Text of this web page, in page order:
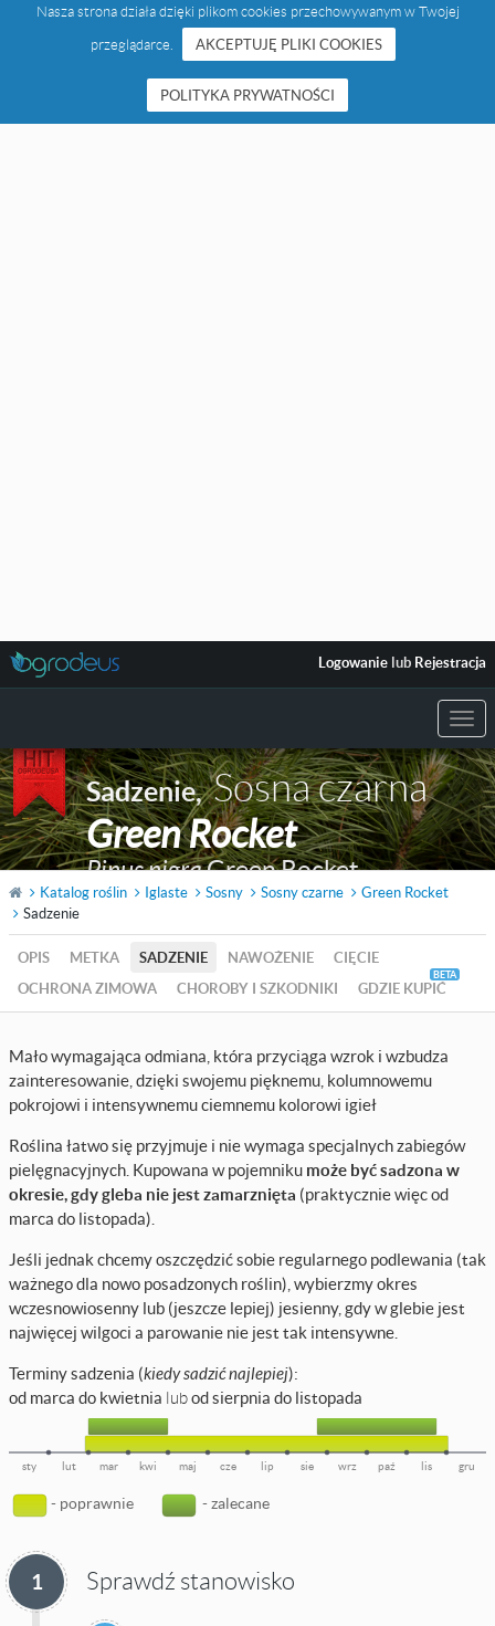
Nasza strona działa dzięki plikom cookies przechowywanym w Twojej
przeglądarce.
AKCEPTUJĘ PLIKI COOKIES
POLITYKA PRYWATNOŚCI
Logowanie lub Rejestracja
Sadzenie,Sosna czarna
Green Rocket
Pinus nigraGreen Rocket
Katalog roślin Iglaste Sosny Sosny czarne
Green Rocket
Sadzenie
OPIS METKA SADZENIE NAWOŻENIE
CIĘCIE
OCHRONA ZIMOWA
CHOROBY I SZKODNIKI GDZIE KUPIĆ
Mało wymagająca odmiana, która przyciąga wzrok i wzbudza
zainteresowanie, dzięki swojemu pięknemu, kolumnowemu
pokrojowi i intensywnemu ciemnemu kolorowi igieł
Roślina łatwo się przyjmuje i nie wymaga specjalnych zabiegów
pielęgnacyjnych. Kupowana w pojemniku może być sadzona w
okresie, gdy gleba nie jest zamarznięta (praktycznie więc od
marca do listopada).
Jeśli jednak chcemy oszczędzić sobie regularnego podlewania (tak
ważnego dla nowo posadzonych roślin), wybierzmy okres
wczesnowiosenny lub (jeszcze lepiej) jesienny, gdy w glebie jest
najwięcej wilgoci a parowanie nie jest tak intensywne.
Terminy sadzenia (kiedy sadzić najlepiej):
od marca do kwietnia lubod sierpnia do listopada
sty lut mar kwi maj cze lip sie wrz paź lis gru
- poprawnie - zalecane
1 Sprawdź stanowisko